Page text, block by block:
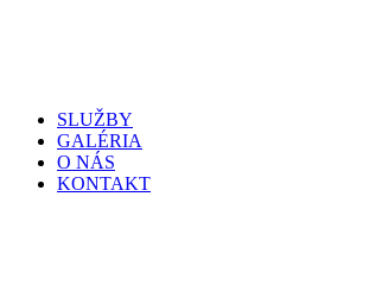
SLUŽBY
GALÉRIA
O NÁS
KONTAKT